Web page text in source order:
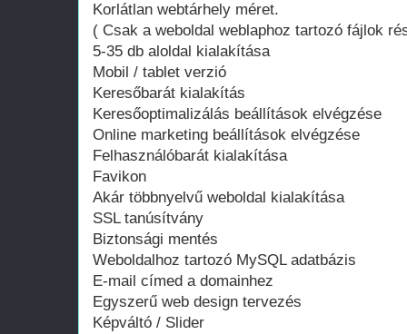
Korlátlan webtárhely méret.
( Csak a weboldal weblaphoz tartozó fájlok
5-35 db aloldal kialakítása
Mobil / tablet verzió
Keresőbarát kialakítás
Keresőoptimalizálás beállítások elvégzése
Online marketing beállítások elvégzése
Felhasználóbarát kialakítása
Favikon
Akár többnyelvű weboldal kialakítása
SSL tanúsítvány
Biztonsági mentés
Weboldalhoz tartozó MySQL adatbázis
E-mail címed a domainhez
Egyszerű web design tervezés
Képváltó / Slider